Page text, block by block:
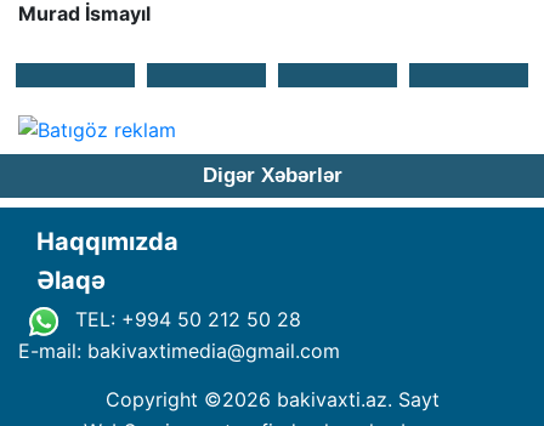
Murad İsmayıl
Digər Xəbərlər
Haqqımızda
Əlaqə
TEL: +994 50 212 50 28
E-mail: bakivaxtimedia@gmail.com
Copyright ©2026 bakivaxti.az. Sayt